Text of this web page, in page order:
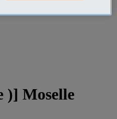
)] Moselle